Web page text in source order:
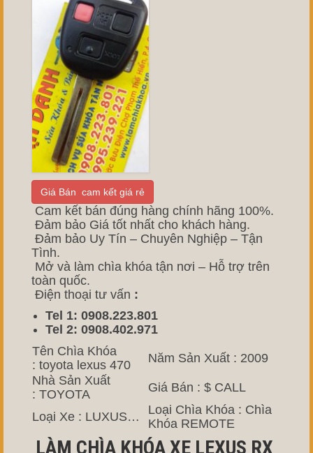
Giá Bán cam kết giá rẻ
Cam kết bán đúng hàng chính hãng 100%.
Đảm bảo Giá tốt nhất cho khách hàng.
Đảm bảo Uy Tín – Chuyên Nghiệp – Tận
Tình.
Mở và làm chìa khóa tận nơi – Hỗ trợ trên
toàn quốc.
Điện thoại tư vấn :
Tel 1: 0908.223.801
Tel 2: 0908.402.971
Tên Chìa Khóa
: toyota lexus 470
Năm Sản Xuất : 2009
Nhà Sản Xuất
: TOYOTA
Giá Bán : $ CALL
Loại Xe : LUXUS…
Loại Chìa Khóa : Chìa
Khóa REMOTE
LÀM CHÌA KHÓA XE LEXUS RX